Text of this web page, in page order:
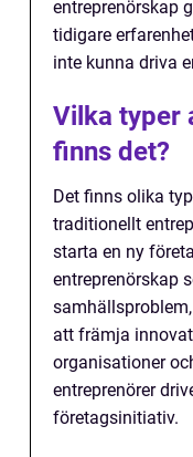
entreprenörskap
tidigare
inte kunna driva
Vilka typer
finns det?
Det finns olika
traditionellt
starta en ny
entreprenörskap
att främja
organisationer
entreprenörer
företagsinitiativ.